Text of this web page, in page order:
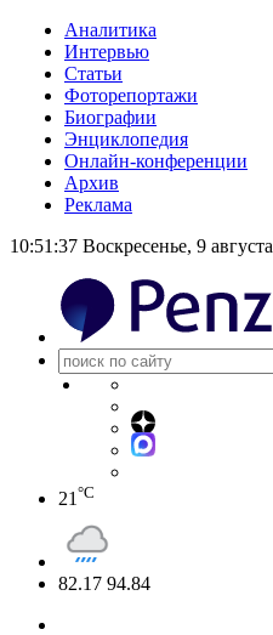
Аналитика
Интервью
Статьи
Фоторепортажи
Биографии
Энциклопедия
Онлайн-конференции
Архив
Реклама
10:51:37 Воскресенье, 9 августа
21 °C
82.17 94.84